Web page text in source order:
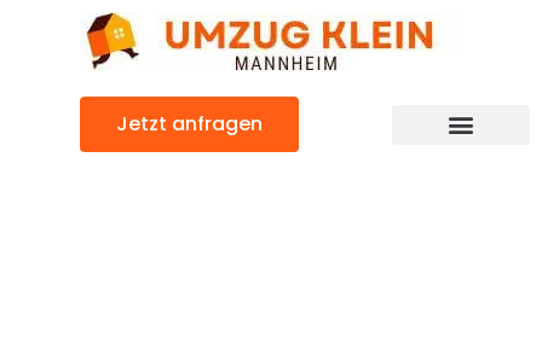
Jetzt anfragen